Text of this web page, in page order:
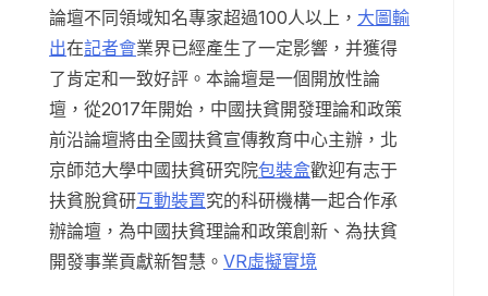
論壇不同領域知名專家超過100人以上， 大圖輸
出在記者會業界已經產生了一定影響，并獲得
了肯定和一致好評。本論壇是一個開放性論
壇，從2017年開始，中國扶貧開發理論和政策
前沿論壇將由全國扶貧宣傳教育中心主辦，北
京師范大學中國扶貧研究院包裝盒歡迎有志于
扶貧脫貧研互動裝置究的科研機構一起合作承
辦論壇，為中國扶貧理論和政策創新、為扶貧
開發事業貢獻新智慧。 VR虛擬實境